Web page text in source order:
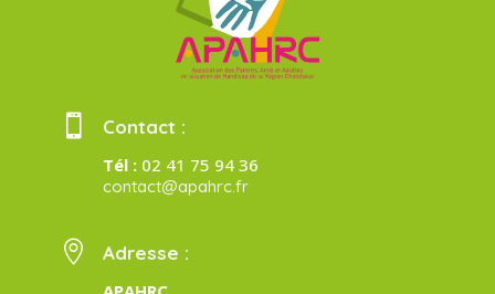
 Contact :
Tél :02 41 75 94 36
contact@apahrc.fr
 Adresse :